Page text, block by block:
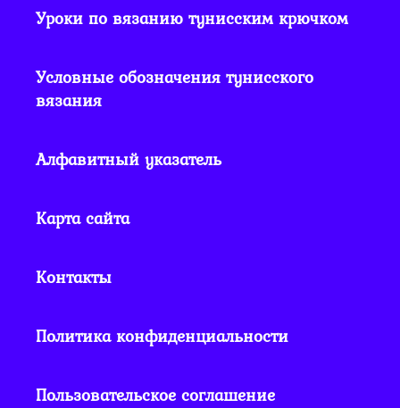
Уроки по вязанию тунисским крючком
Условные обозначения тунисского
вязания
Алфавитный указатель
Карта сайта
Контакты
Политика конфиденциальности
Пользовательское соглашение